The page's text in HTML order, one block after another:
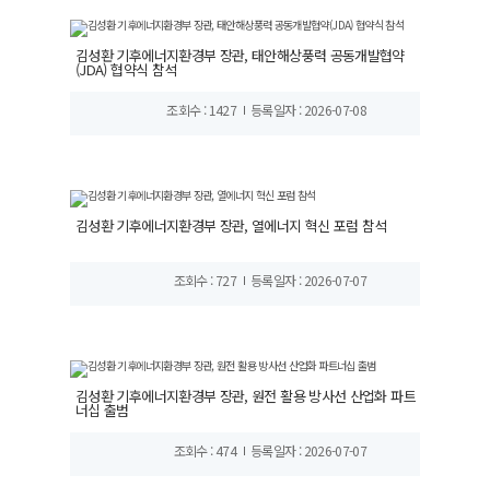
김성환 기후에너지환경부 장관, 태안해상풍력 공동개발협약
(JDA) 협약식 참석
조회수 : 1427 등록일자 : 2026-07-08
김성환 기후에너지환경부 장관, 열에너지 혁신 포럼 참석
조회수 : 727 등록일자 : 2026-07-07
김성환 기후에너지환경부 장관, 원전 활용 방사선 산업화 파트
너십 출범
조회수 : 474 등록일자 : 2026-07-07